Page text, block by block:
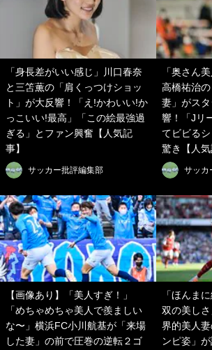
「身長差がいい感じ」川口春奈
と三笘薫の「肩くっつけショッ
ト」が大反響！「え!かわいい!か
っこいい!最高」「この絵最強過
ぎる」とファン興奮【人気記
事】
サッカー批評編集部
「奥さん
高橋祐治
妻」がス
響！「Jリ
てビビる
驚き【人気
サッカ
【画像あり】「美人すぎ！」
「めちゃめちゃ美人で羨ましい
な〜」横浜FC小川航基が「来場
した妻」の前で圧巻の逆転２ゴ
「ほんま
双の美し
界的美人
ンピ姿」